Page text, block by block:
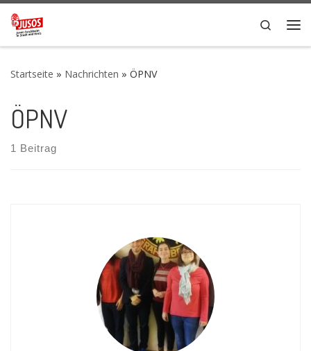
Zum Inhalt springen
Search
Startseite » Nachrichten » ÖPNV
ÖPNV
1 Beitrag